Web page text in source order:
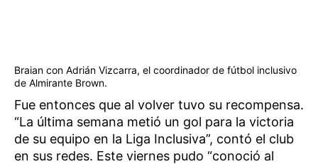
Braian con Adrián Vizcarra, el coordinador de fútbol inclusivo
de Almirante Brown.
Fue entonces que al volver tuvo su recompensa.
“La última semana metió un gol para la victoria
de su equipo en la Liga Inclusiva”, contó el club
en sus redes. Este viernes pudo “conoció al